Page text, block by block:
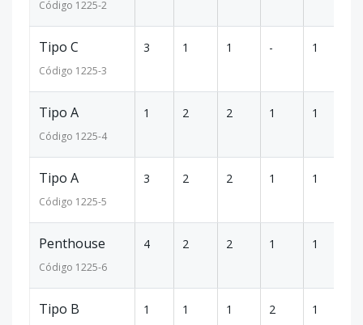
Código 1225-2
Tipo C
Código 1225-3
3 1 1 - 1
Tipo A
Código 1225-4
1 2 2 1 1
Tipo A
Código 1225-5
3 2 2 1 1
Penthouse
Código 1225-6
4 2 2 1 1
Tipo B 1 1 1 2 1